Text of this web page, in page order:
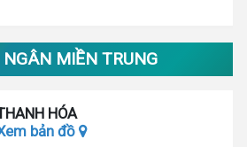
NGÂN MIỀN TRUNG
HÓA
bản đồ